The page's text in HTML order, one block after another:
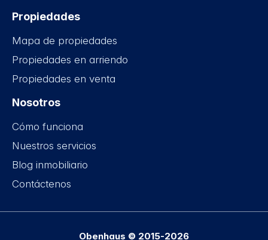
Propiedades
Mapa de propiedades
Propiedades en arriendo
Propiedades en venta
Nosotros
Cómo funciona
Nuestros servicios
Blog inmobiliario
Contáctenos
Obenhaus © 2015-2026